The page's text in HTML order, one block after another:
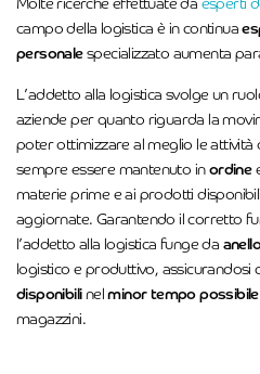
Molte ricerche effettuate da esperti
campo della logistica è in continua
personalespecializzato aumenta
L’addetto alla logistica svolge un
aziende per quanto riguarda la
poter ottimizzare al meglio le attività
sempre essere mantenuto in ordine
materie prime e ai prodotti
aggiornate. Garantendo il corretto
l’addetto alla logistica funge da
logistico e produttivo, assicurandosi
disponibili nelminor tempo possibile
magazzini.